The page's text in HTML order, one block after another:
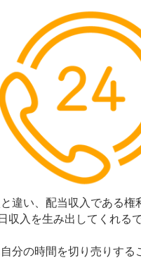
違い、配当収入である権
収入を生み出してくれる
分の時間を切り売りする